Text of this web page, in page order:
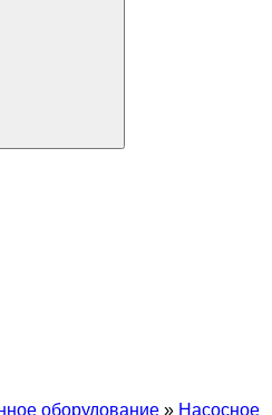
оборудование » Насосное